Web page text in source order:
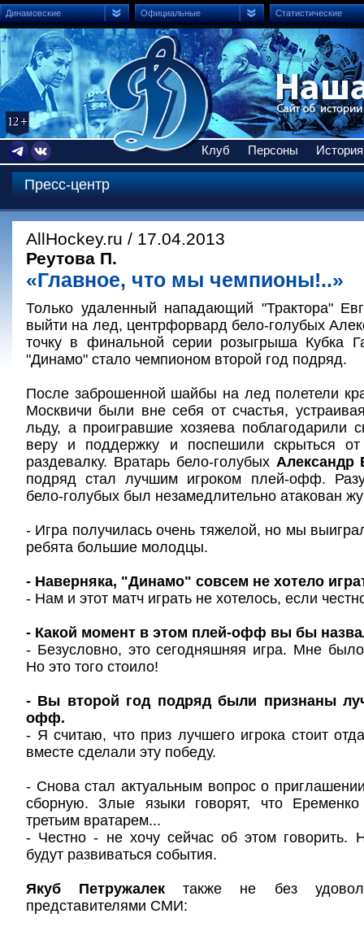
Динамовские Официальные Статистические
Клуб Персоны История
Пресс-центр
AllHockey.ru / 17.04.2013
Реутова П.
«Главное, что мы чемпионы!..»
Только удаленный нападающий "Трактора"
выйти на лед, центрфорвард бело-голубых
точку в финальной серии розыгрыша Кубка
"Динамо" стало чемпионом второй год подряд.
После заброшенной шайбы на лед полетели
Москвичи были вне себя от счастья,
льду, а проигравшие хозяева поблагодарили
веру и поддержку и поспешили скрыться от
раздевалку. Вратарь бело-голубых Александр
подряд стал лучшим игроком плей-офф.
бело-голубых был незамедлительно атакован
- Игра получилась очень тяжелой, но мы
ребята большие молодцы.
- Наверняка, "Динамо" совсем не хотело
- Нам и этот матч играть не хотелось, если
- Какой момент в этом плей-офф вы бы
- Безусловно, это сегодняшняя игра. Мне
Но это того стоило!
- Вы второй год подряд были признаны
офф.
- Я считаю, что приз лучшего игрока стоит
вместе сделали эту победу.
- Снова стал актуальным вопрос о
сборную. Злые языки говорят, что
третьим вратарем...
- Честно - не хочу сейчас об этом говорить.
будут развиваться события.
Якуб Петружалек также не без
представителями СМИ: